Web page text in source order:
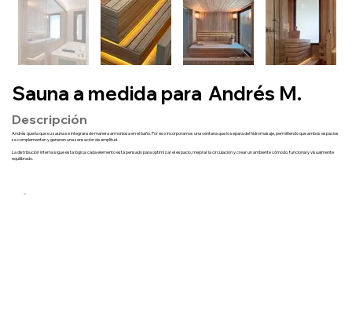
Sauna a medida para Andrés M.
Descripción
Andrés quería que su sauna se integrara de manera armoniosa en el baño. Por eso incorporamos una ventana que lo separa del hidromasaje, permitiendo que ambos espacios
se complementen y generen una sensación de amplitud.
La distribución interna sigue esta lógica: cada elemento está pensado para optimizar el espacio, mejorar la circulación y crear un ambiente cómodo, funcional y visualmente
equilibrado.